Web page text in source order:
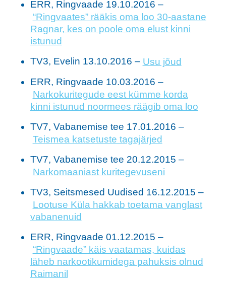
ERR, Ringvaade 19.10.2016 –
“Ringvaates” rääkis oma loo 30-aastane
Ragnar, kes on poole oma elust kinni
istunud
TV3, Evelin 13.10.2016 – Usu jõud
ERR, Ringvaade 10.03.2016 –
Narkokuritegude eest kümme korda
kinni istunud noormees räägib oma loo
TV7, Vabanemise tee 17.01.2016 –
Teismea katsetuste tagajärjed
TV7, Vabanemise tee 20.12.2015 –
Narkomaaniast kuritegevuseni
TV3, Seitsmesed Uudised 16.12.2015 –
Lootuse Küla hakkab toetama vanglast
vabanenuid
ERR, Ringvaade 01.12.2015 –
“Ringvaade” käis vaatamas, kuidas
läheb narkootikumidega pahuksis olnud
Raimanil